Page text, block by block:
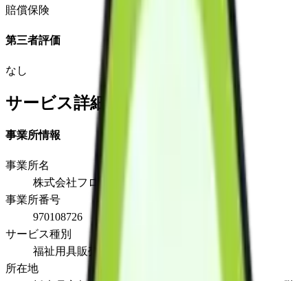
賠償保険
第三者評価
なし
サービス詳細
事業所情報
事業所名
株式会社フロンティア宇都宮営業所
事業所番号
970108726
サービス種別
福祉用具販売
所在地